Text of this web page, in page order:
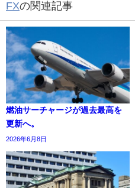
FXの関連記事
燃油サーチャージが過去最高を
更新へ。
2026年6月8日